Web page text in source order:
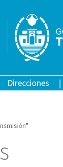
Direcciones